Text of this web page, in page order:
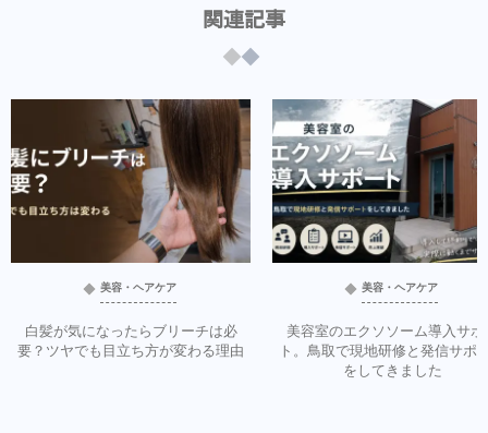
関連記事
美容・ヘアケア
白髪が気になったらブリーチは必
要？ツヤでも目立ち方が変わる理由
美容・ヘアケア
美容室のエクソソーム導入サポ
ト。鳥取で現地研修と発信サポ
をしてきました